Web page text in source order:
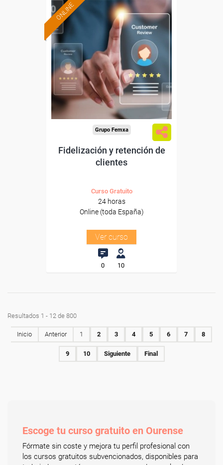
ONLINE
Formación 100%
subvencionada.
Para desempleados,
trabajadores y autónomos.
Sector
-Grandes Almacenes.
Grupo Femxa
Fidelización y retención de
clientes
Curso Gratuito
24 horas
Online (toda España)
Ver curso
0 10
Resultados 1 - 12 de 800
Inicio Anterior 1 2 3 4 5 6 7 8
9 10 Siguiente Final
Escoge tu curso gratuito en Ourense
Fórmate sin coste y mejora tu perfil profesional con
los cursos gratuitos subvencionados, disponibles para